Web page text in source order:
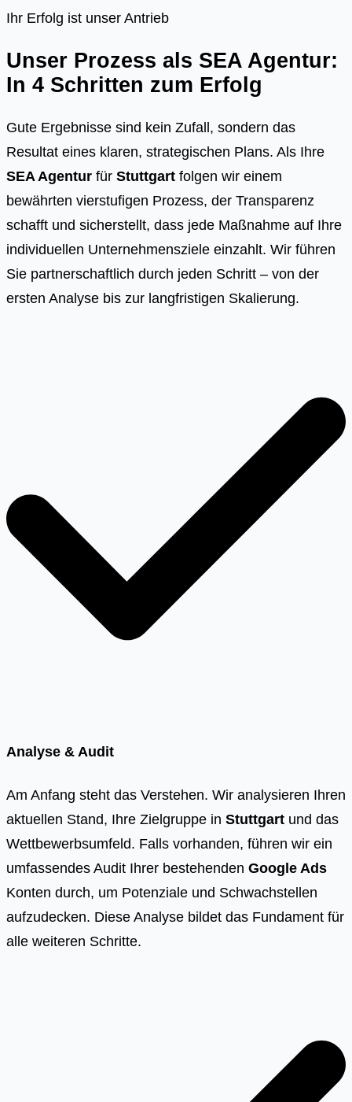
Ihr Erfolg ist unser Antrieb
Unser Prozess als SEA Agentur:
In 4 Schritten zum Erfolg
Gute Ergebnisse sind kein Zufall, sondern das
Resultat eines klaren, strategischen Plans. Als Ihre
SEA Agentur für Stuttgart folgen wir einem
bewährten vierstufigen Prozess, der Transparenz
schafft und sicherstellt, dass jede Maßnahme auf Ihre
individuellen Unternehmensziele einzahlt. Wir führen
Sie partnerschaftlich durch jeden Schritt – von der
ersten Analyse bis zur langfristigen Skalierung.
Analyse & Audit
Am Anfang steht das Verstehen. Wir analysieren Ihren
aktuellen Stand, Ihre Zielgruppe in Stuttgart und das
Wettbewerbsumfeld. Falls vorhanden, führen wir ein
umfassendes Audit Ihrer bestehenden Google Ads
Konten durch, um Potenziale und Schwachstellen
aufzudecken. Diese Analyse bildet das Fundament für
alle weiteren Schritte.